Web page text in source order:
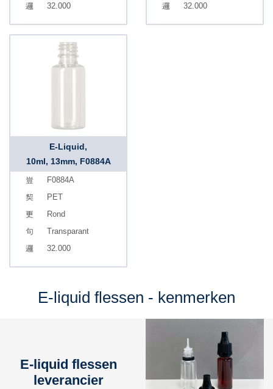
32.000
32.000
E-Liquid,
10ml, 13mm, F0884A
F0884A
PET
Rond
Transparant
32.000
E-liquid flessen - kenmerken
E-liquid flessen
leverancier